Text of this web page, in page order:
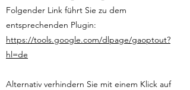
Folgender Link führt Sie zu dem
entsprechenden Plugin:
https://tools.google.com/dlpage/gaoptout?
hl=de
Alternativ verhindern Sie mit einem Klick auf